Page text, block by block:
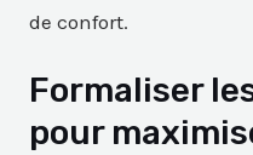
de confort.
Formaliser
pour